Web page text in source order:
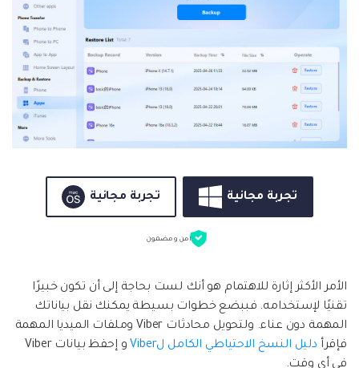
تجربة مجانية تجربة مجانية
آمن و مضمون
الأمر الأكثر إثارة للاهتمام هو أنك لست بحاجة إلى أن تكون خبيرًا
تقنيًا لإستخدامه. فببضع خطوات بسيطة يمكنك نقل بياناتك
المهمة دون عناء. ولتحويل محادثات Viber وملفات الميديا المهمة
فإقرأ دليل النسخ الاحتياطي الكامل لViber
و إحفظ بيانات Viber
في أي وقت.